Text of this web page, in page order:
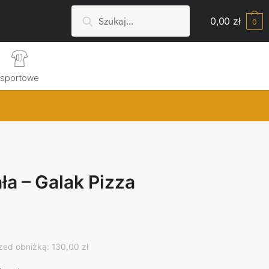
0,00 zł 0
Search
sportowe
– Galak Pizza
obniżką: 130,00 zł